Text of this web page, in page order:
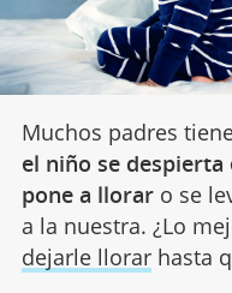
Muchos padres
el niño se despierta
pone a lloraro se
a la nuestra. ¿Lo
dejarle llorarhasta